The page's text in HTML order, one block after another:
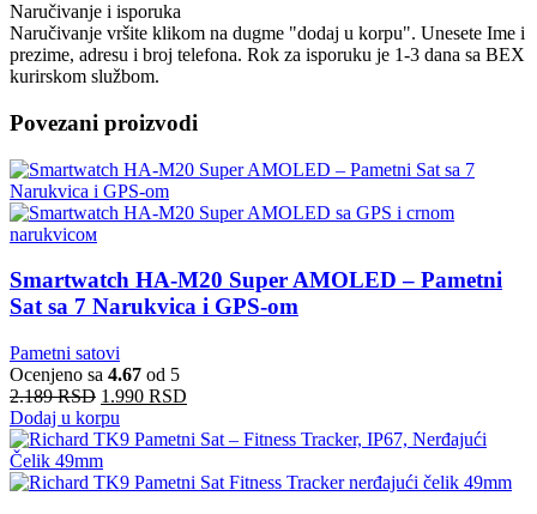
Naručivanje i isporuka
Naručivanje vršite klikom na dugme "dodaj u korpu". Unesete Ime i
prezime, adresu i broj telefona. Rok za isporuku je 1-3 dana sa BEX
kurirskom službom.
Povezani proizvodi
Smartwatch HA-M20 Super AMOLED – Pametni
Sat sa 7 Narukvica i GPS-om
Pametni satovi
Ocenjeno sa 4.67 od 5
2.189RSD 1.990 RSD
Dodaj u korpu